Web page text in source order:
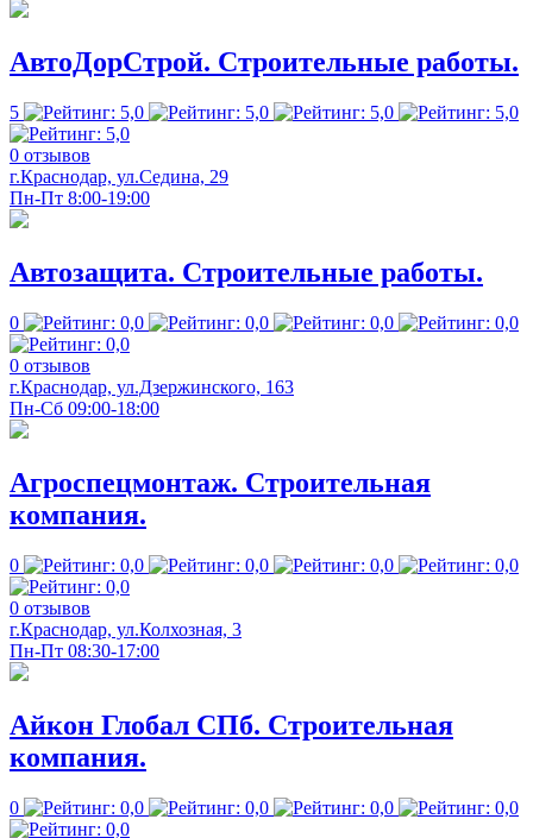
АвтоДорСтрой. Строительные работы.
5
0 отзывов
г.Краснодар, ул.Седина, 29
Пн-Пт 8:00-19:00
Автозащита. Строительные работы.
0
0 отзывов
г.Краснодар, ул.Дзержинского, 163
Пн-Сб 09:00-18:00
Агроспецмонтаж. Строительная
компания.
0
0 отзывов
г.Краснодар, ул.Колхозная, 3
Пн-Пт 08:30-17:00
Айкон Глобал СПб. Строительная
компания.
0